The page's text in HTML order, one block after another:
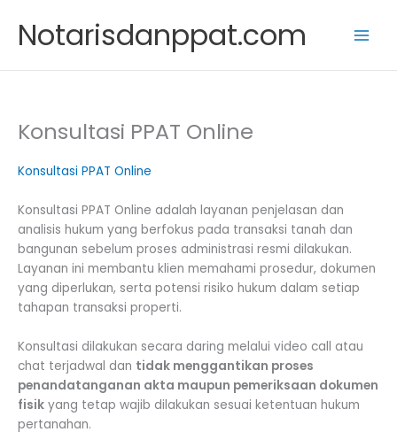
content
Notarisdanppat.com
Konsultasi PPAT Online
Konsultasi PPAT Online
Konsultasi PPAT Online adalah layanan penjelasan dan
analisis hukum yang berfokus pada transaksi tanah dan
bangunan sebelum proses administrasi resmi dilakukan.
Layanan ini membantu klien memahami prosedur, dokumen
yang diperlukan, serta potensi risiko hukum dalam setiap
tahapan transaksi properti.
Konsultasi dilakukan secara daring melalui video call atau
chat terjadwal dan tidak menggantikan proses
penandatanganan akta maupun pemeriksaan dokumen
fisik yang tetap wajib dilakukan sesuai ketentuan hukum
pertanahan.